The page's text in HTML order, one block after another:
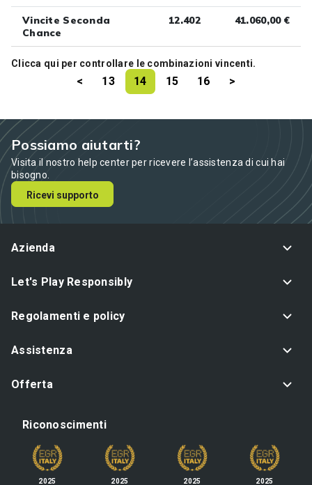
Vincite Seconda
Chance
12.402 41.060,00 €
Clicca qui per controllare le combinazioni vincenti.
< 13 14 15 16 >
Possiamo aiutarti?
Visita il nostro help center per ricevere l’assistenza di cui hai
bisogno.
Ricevi supporto
Azienda
Let's Play Responsibly
Regolamenti e policy
Assistenza
Offerta
Riconoscimenti
2025 2025 2025 2025